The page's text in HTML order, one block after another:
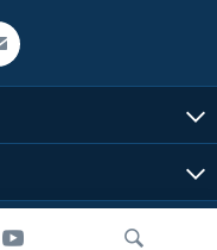
Сите права задржани.